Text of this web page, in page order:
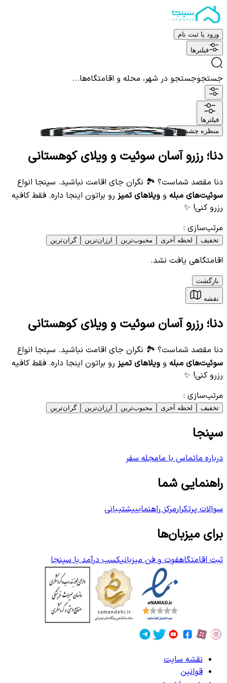
ورود یا ثبت نام
فیلترها
جستجوجستجو در شهر، محله و اقامتگاه‌ها...
فیلترها
منظره چشم نواز
دنا؛ رزرو آسان سوئیت و ویلای کوهستانی
دنا مقصد شماست؟ 🏞️ نگران جای اقامت نباشید. سپنجا انواع
سوئیت‌های مبله و ویلاهای تمیز رو براتون اینجا داره. فقط کافیه
رزرو کنی! ✨
مرتب‌سازی :
تخفیف لحظه آخری محبوب‌ترین ارزان‌ترین گران‌ترین
اقامتگاهی یافت نشد.
بازگشت
نقشه
دنا؛ رزرو آسان سوئیت و ویلای کوهستانی
دنا مقصد شماست؟ 🏞️ نگران جای اقامت نباشید. سپنجا انواع
سوئیت‌های مبله و ویلاهای تمیز رو براتون اینجا داره. فقط کافیه
رزرو کنی! ✨
مرتب‌سازی :
تخفیف لحظه آخری محبوب‌ترین ارزان‌ترین گران‌ترین
سپنجا
درباره ماتماس با مامجله سفر
راهنمایی شما
سوالات پرتکرارمرکز راهنماییپشتیبانی
برای میزبان‌ها
ثبت اقامتگاهفوت و فن میزبانیکسب درآمد با سپنجا
نقشه سایت
قوانین